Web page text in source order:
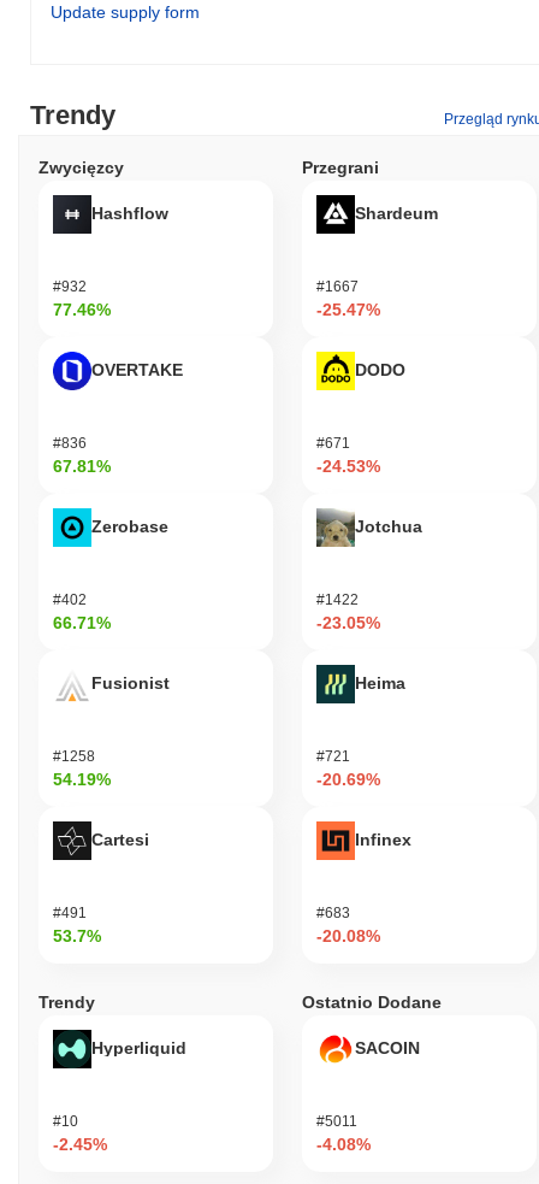
Update supply form
Trendy Przegląd
Zwycięzcy
Hashflow
#932
77.46%
OVERTAKE
#836
67.81%
Zerobase
#402
66.71%
Fusionist
#1258
54.19%
Cartesi
#491
53.7%
Przegrani
Shardeum
#1667
-25.47%
DODO
#671
-24.53%
Jotchua
#1422
-23.05%
Heima
#721
-20.69%
Infinex
#683
-20.08%
Trendy
Hyperliquid
#10
-2.45%
Ostatnio Dodane
SACOIN
#5011
-4.08%